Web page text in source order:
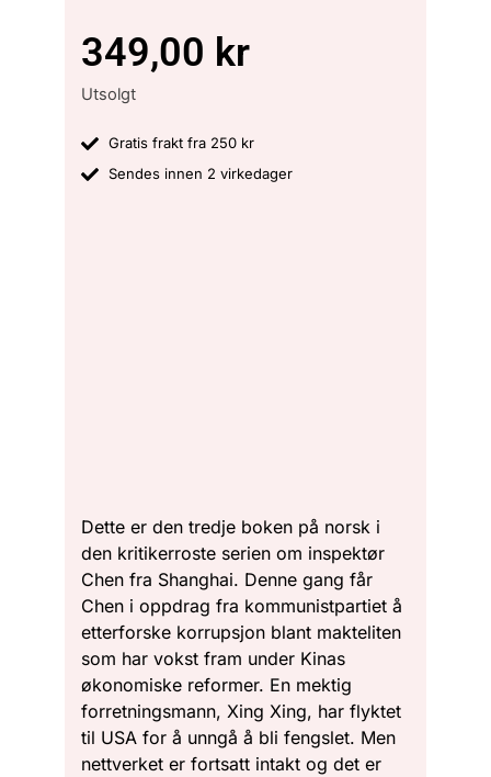
349,00 kr
Utsolgt
Gratis frakt fra 250 kr
Sendes innen 2 virkedager
Dette er den tredje boken på norsk i
den kritikerroste serien om inspektør
Chen fra Shanghai. Denne gang får
Chen i oppdrag fra kommunistpartiet å
etterforske korrupsjon blant makteliten
som har vokst fram under Kinas
økonomiske reformer. En mektig
forretningsmann, Xing Xing, har flyktet
til USA for å unngå å bli fengslet. Men
nettverket er fortsatt intakt og det er